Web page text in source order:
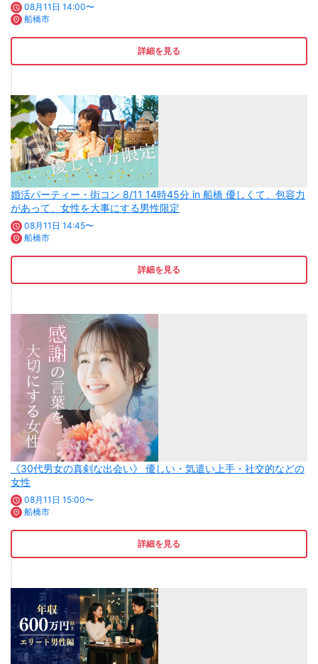
08月11日 14:00〜
船橋市
詳細を見る
婚活パーティー・街コン 8/11 14時45分 in 船橋 優しくて、包容力
があって、女性を大事にする男性限定
08月11日 14:45〜
船橋市
詳細を見る
《30代男女の真剣な出会い》 優しい・気遣い上手・社交的などの
女性
08月11日 15:00〜
船橋市
詳細を見る